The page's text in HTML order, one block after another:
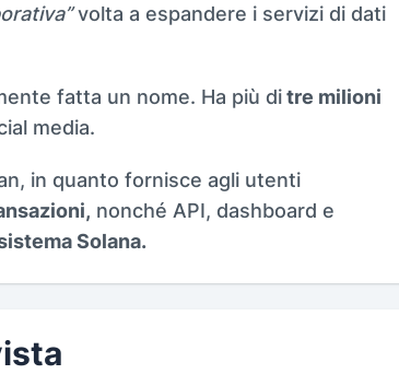
volta a espandere i servizi di dati
fatta un nome. Ha più ditre milioni
media.
in quanto fornisce agli utenti
nonché API, dashboard e
Solana.